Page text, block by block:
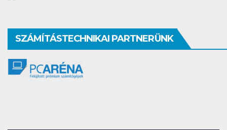
SZÁMÍTÁSTECHNIKAI PARTNERÜNK